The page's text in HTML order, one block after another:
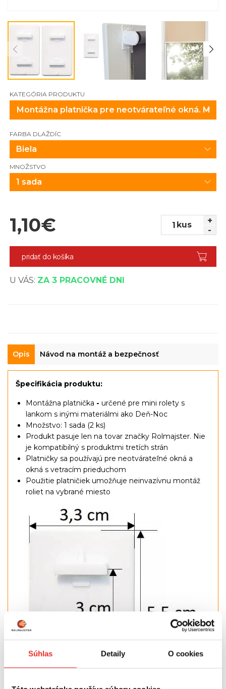
Súhlas Detaily O cookies
KATEGÓRIA PRODUKTU
FARBA DLAŽDÍC
Biela
MNOŽSTVO
1 sada
1,10€ kus
+
-
pridať do košíka
U VÁS: ZA 3 PRACOVNÉ DNI
Opis Návod na montáž a bezpečnosť
Špecifikácia produktu:
Montážna platnička - určené pre mini rolety s
lankom s inými materiálmi ako Deň-Noc
Množstvo: 1 sada (2 ks)
Produkt pasuje len na tovar značky Rolmajster. Nie
je kompatibilný s produktmi tretích strán
Platničky sa používajú pre neotvárateľné okná a
okná s vetracím prieduchom
Použitie platničiek umožňuje neinvazívnu montáž
roliet na vybrané miesto